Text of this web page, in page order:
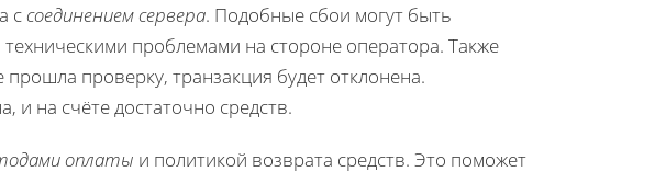
ссоединением сервера. Подобные сбои могут быть
проблемами на стороне оператора. Также
прошла проверку, транзакция будет отклонена.
и на счёте достаточно средств.
оплаты и политикой возврата средств. Это поможет